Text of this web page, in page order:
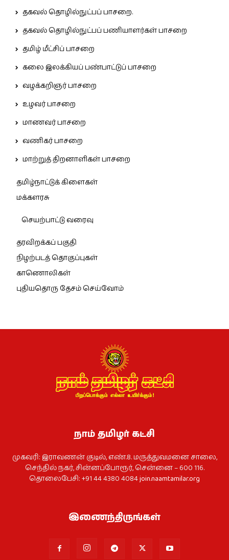
தகவல் தொழில்நுட்பப் பாசறை.
தகவல் தொழில்நுட்பப் பணியாளர்கள் பாசறை
தமிழ் மீட்சிப் பாசறை
கலை இலக்கியப் பண்பாட்டுப் பாசறை
வழக்கறிஞர் பாசறை
உழவர் பாசறை
மாணவர் பாசறை
வணிகர் பாசறை
மாற்றுத் திறனாளிகள் பாசறை
தமிழ்நாட்டுக் கிளைகள்
மக்களரசு
செயற்பாட்டு வரைவு
தரவிறக்கப் பகுதி
நிழற்படத் தொகுப்புகள்
காணொலிகள்
புதியதொரு தேசம் செய்வோம்
நாம் தமிழர் கட்சி
முகவரி: இராவணன் குடில், எண்.8. மருத்துவமனை சாலை,
செந்தில் நகர், சின்னப்போரூர், சென்னை – 600 116.
தொலைபேசி: +91 44 4380 4084join.naamtamilar.org
இணைந்திருங்கள்